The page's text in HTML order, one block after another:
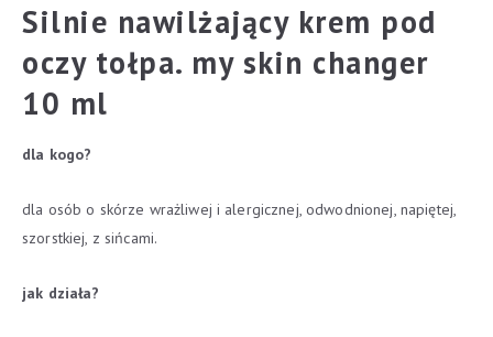
Silnie nawilżający krem pod
oczy tołpa. my skin changer
10 ml
dla kogo?
dla osób o skórze wrażliwej i alergicznej, odwodnionej, napiętej,
szorstkiej, z sińcami.
jak działa?